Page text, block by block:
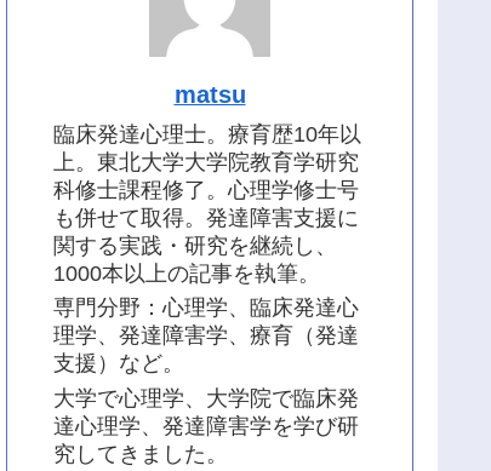
matsu
臨床発達心理士。療育歴10年以
上。東北大学大学院教育学研究
科修士課程修了。心理学修士号
も併せて取得。発達障害支援に
関する実践・研究を継続し、
1000本以上の記事を執筆。
専門分野：心理学、臨床発達心
理学、発達障害学、療育（発達
支援）など。
大学で心理学、大学院で臨床発
達心理学、発達障害学を学び研
究してきました。